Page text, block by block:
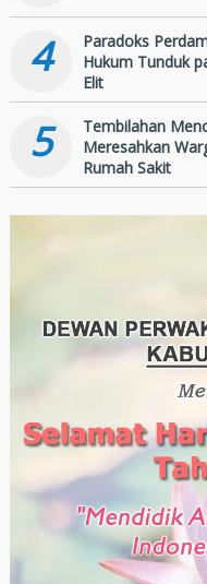
4
Paradoks
Hukum Tunduk
Elit
5
Tembilahan
Meresahkan
Rumah Sakit